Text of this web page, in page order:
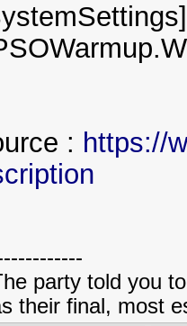
: https://
party told you
their final, most